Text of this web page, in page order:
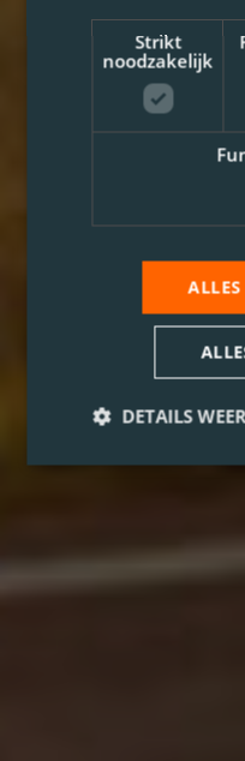
Strikt
noodzakelijk
ALLES
DETAILS